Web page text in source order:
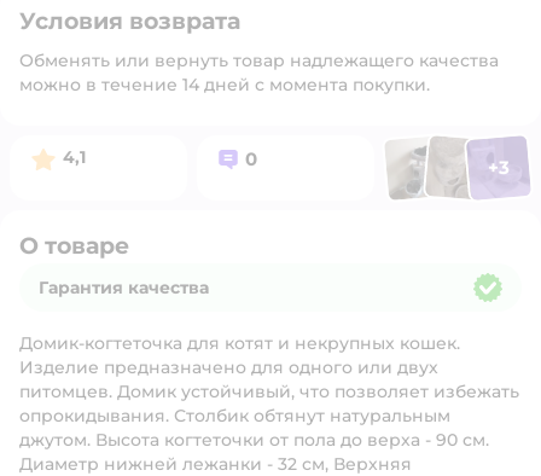
Условия возврата
Обменять или вернуть товар надлежащего качества
можно в течение 14 дней с момента покупки.
Рейтинг:
4,1 Вопросов:
0 ФотоФотоФото
+3
Открыть
О товаре
Гарантия качества
Домик-когтеточка для котят и некрупных кошек.
Изделие предназначено для одного или двух
питомцев. Домик устойчивый, что позволяет избежать
опрокидывания. Столбик обтянут натуральным
джутом. Высота когтеточки от пола до верха - 90 см.
Диаметр нижней лежанки - 32 см, Верхняя